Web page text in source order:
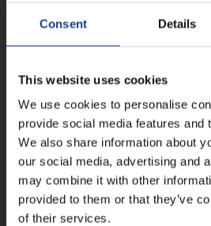
Consent Details
This website uses cookies
We use cookies to personalise
provide social media features and
We also share information about
our social media, advertising and
may combine it with other
provided to them or that they’ve
of their services.
MOBIL APP
ELSŐ